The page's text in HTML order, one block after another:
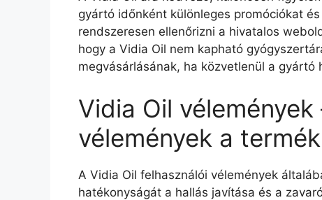
gyártó időnként különleges promóciókat
rendszeresen ellenőrizni a hivatalos
hogy a Vidia Oil nem kapható
megvásárlásának, ha közvetlenül a
Vidia Oil
vélemények a
A Vidia Oil felhasználói vélemények
hatékonyságát a hallás javítása és a